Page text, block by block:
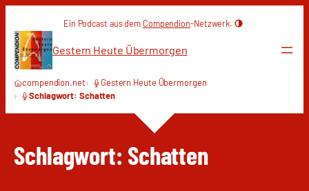
Inhalt
springen
Ein Podcast aus dem Compendion-Netzwerk.
Gestern Heute Übermorgen
compendion.net
Gestern Heute Übermorgen
Schlagwort: Schatten
Schlagwort: Schatten